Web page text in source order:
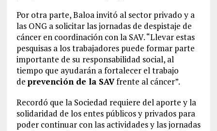
Por otra parte, Baloa invitó al sector privado y a
las ONG a solicitar las jornadas de despistaje de
cáncer en coordinación con la SAV. “Llevar estas
pesquisas a los trabajadores puede formar parte
importante de su responsabilidad social, al
tiempo que ayudarán a fortalecer el trabajo
de prevención de la SAVfrente al cáncer”.
Recordó que la Sociedad requiere del aporte y la
solidaridad de los entes públicos y privados para
poder continuar con las actividades y las jornadas